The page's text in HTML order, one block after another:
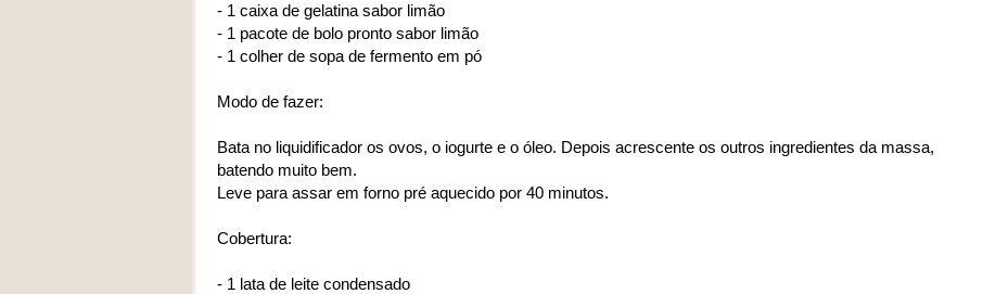
- 1 caixa de gelatina sabor limão
- 1 pacote de bolo pronto sabor limão
- 1 colher de sopa de fermento em pó
Modo de fazer:
Bata no liquidificador os ovos, o iogurte e o óleo. Depois acrescente os outros ingredientes da massa,
batendo muito bem.
Leve para assar em forno pré aquecido por 40 minutos.
Cobertura:
- 1 lata de leite condensado